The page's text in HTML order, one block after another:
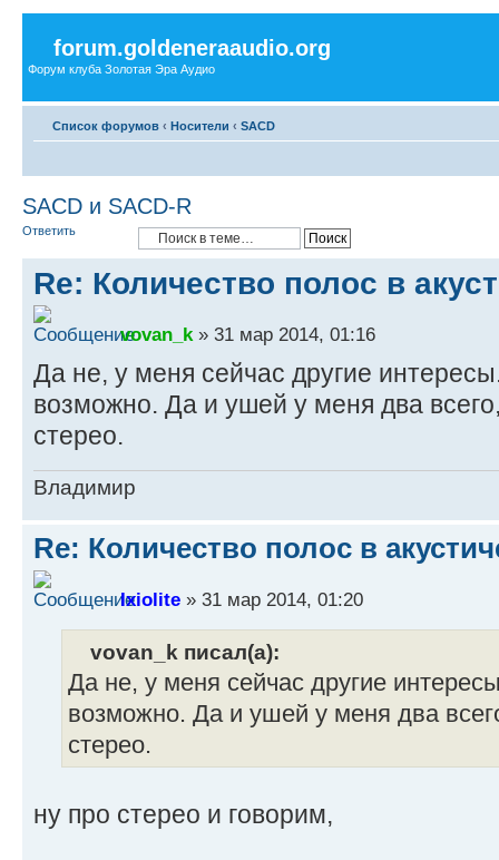
forum.goldeneraaudio.org
Форум клуба Золотая Эра Аудио
Список форумов ‹ Носители ‹ SACD
SACD и SACD-R
Ответить
Re: Количество полос в
vovan_k » 31 мар 2014, 01:16
Да не, у меня сейчас другие
возможно. Да и ушей у меня два
стерео.
Владимир
Re: Количество полос в
Ixiolite » 31 мар 2014, 01:20
vovan_k писал(а):
Да не, у меня сейчас другие
возможно. Да и ушей у меня два
стерео.
ну про стерео и говорим,